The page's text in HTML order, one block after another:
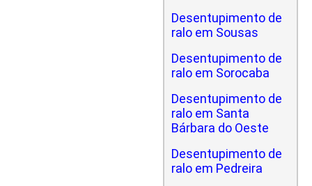
Desentupimento de
ralo em Sousas
Desentupimento de
ralo em Sorocaba
Desentupimento de
ralo em Santa
Bárbara do Oeste
Desentupimento de
ralo em Pedreira